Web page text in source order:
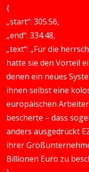
{
„start“: 305.56,
„end“: 334.48,
„text“: „Für die
hatte sie den Vorteil
denen ein neues
ihnen selbst eine
europäischen
bescherte – dass
anders ausgedrückt
ihrer
Billionen Euro zu